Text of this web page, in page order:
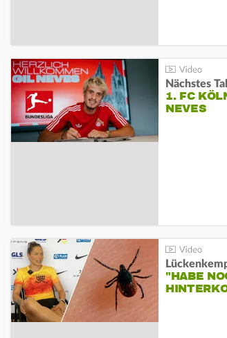
Nächstes
1. FC
NEVES
"HABE